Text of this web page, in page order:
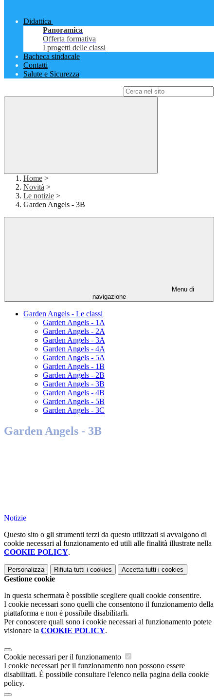
Didattica
Panoramica
Offerta formativa
I progetti delle classi
Bacheca sindacale
Contatti
Salute e Sicurezza
Home >
Novità >
Le notizie >
Garden Angels - 3B
Menu di
navigazione
Garden Angels - Le classi
Garden Angels - 1A
Garden Angels - 2A
Garden Angels - 3A
Garden Angels - 4A
Garden Angels - 5A
Garden Angels - 1B
Garden Angels - 2B
Garden Angels - 3B
Garden Angels - 4B
Garden Angels - 5B
Garden Angels - 3C
Garden Angels - 3B
Notizie
Questo sito o gli strumenti terzi da questo utilizzati si avvalgono di
cookie necessari al funzionamento ed utili alle finalità illustrate nella
COOKIE POLICY.
Personalizza Rifiuta tutti i cookies Accetta tutti i cookies
Gestione cookie
In questa schermata è possibile scegliere quali cookie consentire.
I cookie necessari sono quelli che consentono il funzionamento della
piattaforma e non è possibile disabilitarli.
Per conoscere quali sono i cookie necessari al funzionamento potete
visionare la COOKIE POLICY.
Cookie necessari per il funzionamento
I cookie necessari per il funzionamento non possono essere
disabilitati. È possibile consultare l'elenco nella pagina della cookie
policy.